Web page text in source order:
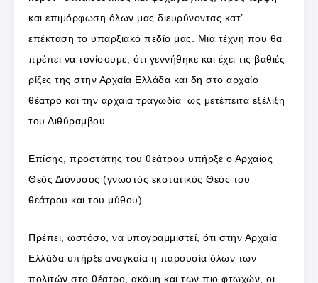
και επιμόρφωση όλων μας διευρύνοντας κατ’
επέκταση το υπαρξιακό πεδίο μας. Μια τέχνη που θα
πρέπει να τονίσουμε, ότι γεννήθηκε και έχει τις βαθιές
ρίζες της στην Αρχαία Ελλάδα και δη στο αρχαίο
θέατρο και την αρχαία τραγωδία ως μετέπειτα εξέλιξη
του Διθύραμβου.
Επίσης, προστάτης του θεάτρου υπήρξε ο Αρχαίος
Θεός Διόνυσος (γνωστός εκστατικός Θεός του
θεάτρου και του μύθου).
Πρέπει, ωστόσο, να υπογραμμιστεί, ότι στην Αρχαία
Ελλάδα υπήρξε αναγκαία η παρουσία όλων των
πολιτών στο θέατρο, ακόμη και των πιο φτωχών, οι